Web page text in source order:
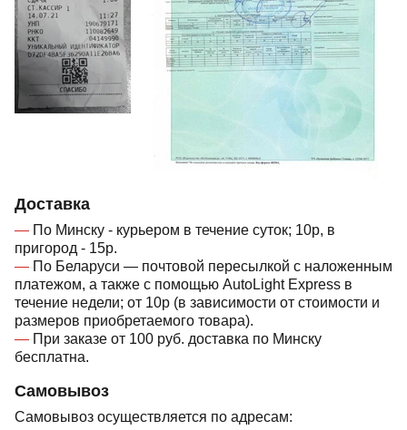
Доставка
По Минску - курьером в течение суток; 10р, в
пригород - 15р.
По Беларуси — почтовой пересылкой с наложенным
платежом, а также с помощью AutoLight Express в
течение недели; от 10р (в зависимости от стоимости и
размеров приобретаемого товара).
При заказе от 100 руб. доставка по Минску
бесплатна.
Самовывоз
Самовывоз осуществляется по адресам: